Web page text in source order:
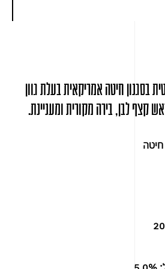
בסגנון חיטה אמריקאית בעלת גוון
קצף לבן, בירה מקורית ומעניינת.
חיטה